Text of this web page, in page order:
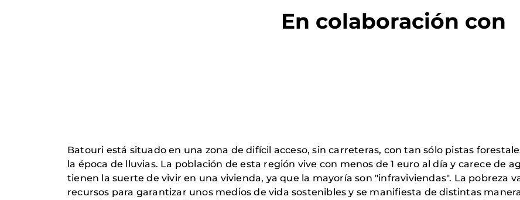
En colaboración con
Batouri está situado en una zona de difícil acceso, sin carreteras, con tan sólo pistas
la época de lluvias. La población de esta región vive con menos de 1 euro al día y carece de
tienen la suerte de vivir en una vivienda, ya que la mayoría son "infraviviendas". La pobreza
recursos para garantizar unos medios de vida sostenibles y se manifiesta de distintas